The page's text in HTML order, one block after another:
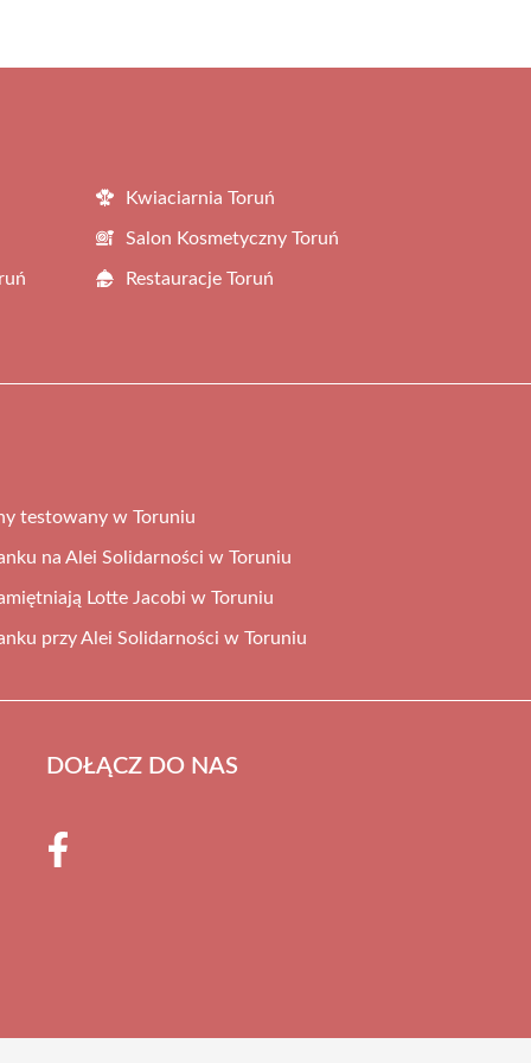
Kwiaciarnia Toruń
Salon Kosmetyczny Toruń
Restauracje Toruń
testowany w Toruniu
na Alei Solidarności w Toruniu
Lotte Jacobi w Toruniu
przy Alei Solidarności w Toruniu
DOŁĄCZ DO NAS